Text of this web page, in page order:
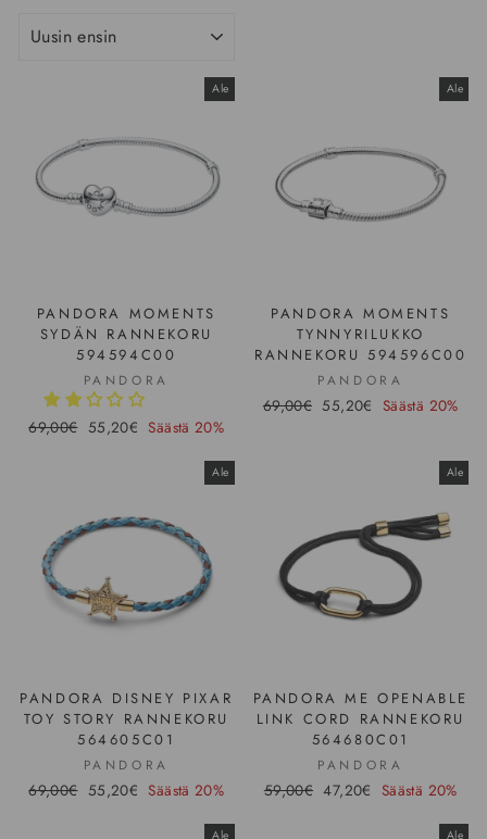
Ale
PANDORA MOMENTS
SYDÄN RANNEKORU
594594C00
PANDORA
Hinta
69,00€ Ale-
55,20€ Säästä 20%
Ale
PANDORA MOMENTS
TYNNYRILUKKO
RANNEKORU 594596C00
PANDORA
Hinta
69,00€ Ale-
55,20€ Säästä 20%
Ale
PANDORA DISNEY PIXAR
TOY STORY RANNEKORU
564605C01
PANDORA
Hinta
69,00€ Ale-
55,20€ Säästä 20%
Ale
PANDORA ME OPENABLE
LINK CORD RANNEKORU
564680C01
PANDORA
Hinta
59,00€ Ale-
47,20€ Säästä 20%
Ale Ale